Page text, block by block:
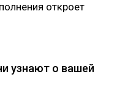
откроет
узнают о вашей